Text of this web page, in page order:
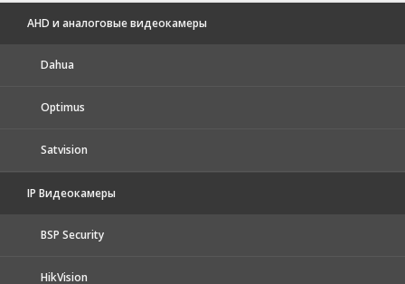
AHD и аналоговые видеокамеры
Dahua
Optimus
Satvision
IP Видеокамеры
BSP Security
HikVision